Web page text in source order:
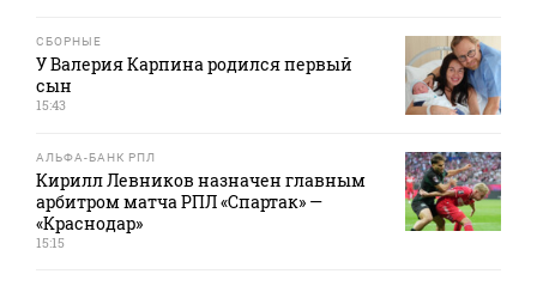
СБОРНЫЕ
У Валерия Карпина родился первый
сын
15:43
АЛЬФА-БАНК РПЛ
Кирилл Левников назначен главным
арбитром матча РПЛ «Спартак» —
«Краснодар»
15:15